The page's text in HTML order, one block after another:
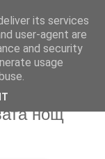
нощ
its services
user-agent are
and security
usage